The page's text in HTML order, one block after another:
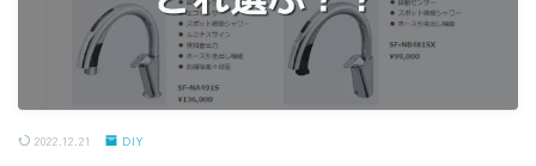
2022.12.21 DIY